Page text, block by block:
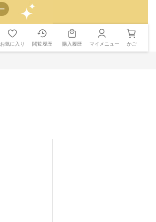
お気に入り 閲覧履歴 購入履歴 マイメニュー かご